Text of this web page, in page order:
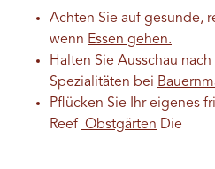
Achten Sie auf gesunde,
wenn Essen gehen.
Halten Sie Ausschau
Spezialitäten bei
Pflücken Sie Ihr eigenes
Reef Obstgärten Die